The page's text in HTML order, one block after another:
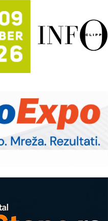
kao dugoročna korist
na prvom mestu!
- više od 40 godina
u industriji
ADVANCED INDICATOR
mašinama
i vetroparkovima
na gradilištu- standard
i odgovornog građenja
iC7 Hybrid 1500 VDC
sa tečnim
podižu proizvodnju